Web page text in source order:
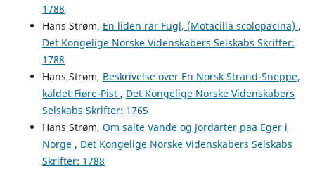
1788
Hans Strøm, En liden rar Fugl, (Motacilla scolopacina) ,
Det Kongelige Norske Videnskabers Selskabs Skrifter:
1788
Hans Strøm, Beskrivelse over En Norsk Strand-Sneppe,
kaldet Fiøre-Pist , Det Kongelige Norske Videnskabers
Selskabs Skrifter: 1765
Hans Strøm, Om salte Vande og Jordarter paa Eger i
Norge , Det Kongelige Norske Videnskabers Selskabs
Skrifter: 1788